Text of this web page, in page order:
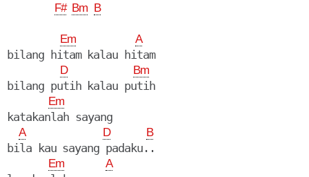
F# Bm B
Em A
bilang hitam kalau hitam
D Bm
bilang putih kalau putih
Em
katakanlah sayang
A D B
bila kau sayang padaku..
Em A